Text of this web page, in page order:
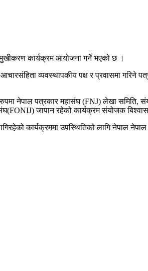
कार्यक्रम आयोजना गर्ने भएको छ ।
व्यवस्थापकीय पक्ष र प्रवासमा गरिने
रुपमा नेपाल पत्रकार महासंघ (FNJ) लेखा
जापान रहेको कार्यक्रम ‍संयोजक
कार्यक्रममा उपस्थितिको लागि नेपाल